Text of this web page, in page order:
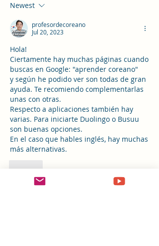
Newest
profesordecoreano
Jul 20, 2023
Hola!
Ciertamente hay muchas páginas cuando
buscas en Google: "aprender coreano"
y según he podido ver son todas de gran
ayuda. Te recomiendo complementarlas
unas con otras.
Respecto a aplicaciones también hay
varias. Para iniciarte Duolingo o Busuu
son buenas opciones.
En el caso que hables inglés, hay muchas
más alternativas.